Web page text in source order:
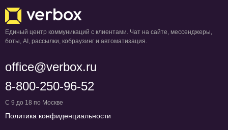
Единый центр коммуникаций с клиентами. Чат на сайте, мессенджеры,
боты, AI, рассылки, кобраузинг и автоматизация.
office@verbox.ru
8-800-250-96-52
С 9 до 18 по Москве
Политика конфиденциальности